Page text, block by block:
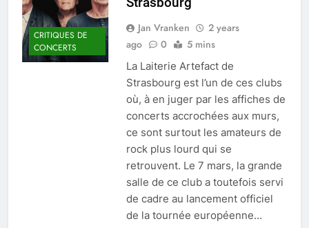
CRITIQUES DE
CONCERTS
Jan Vranken
2 years
ago
0 5 mins
La Laiterie Artefact de
Strasbourg est l’un de ces clubs
où, à en juger par les affiches de
concerts accrochées aux murs,
ce sont surtout les amateurs de
rock plus lourd qui se
retrouvent. Le 7 mars, la grande
salle de ce club a toutefois servi
de cadre au lancement officiel
de la tournée européenne…